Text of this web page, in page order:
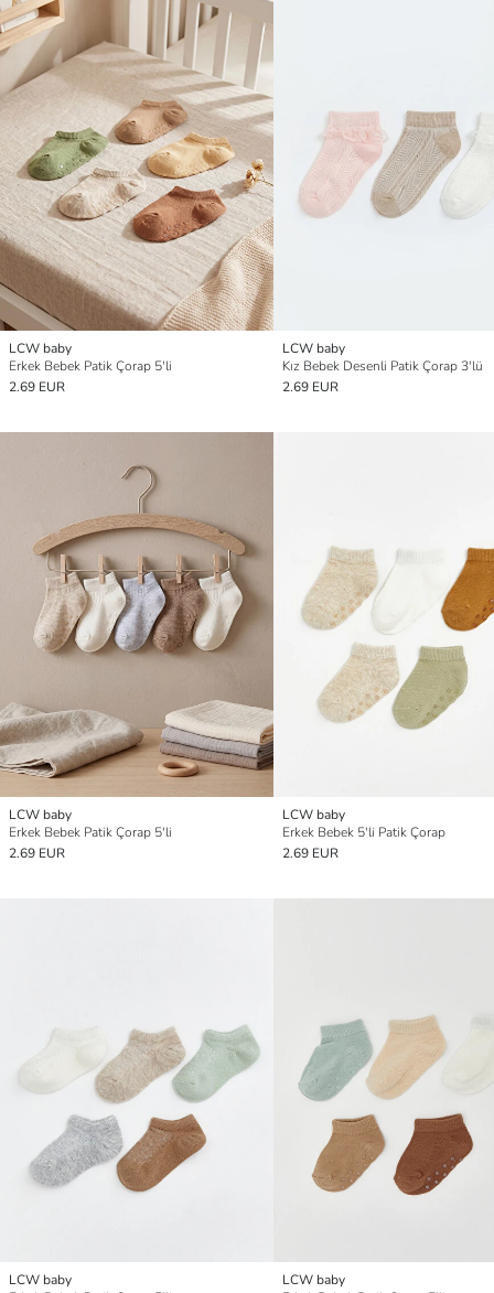
LCW baby
Erkek Bebek Patik Çorap 5'li
2.69 EUR
LCW baby
Kız Bebek Desenli Patik Çorap 3'lü
2.69 EUR
LCW baby
Erkek Bebek Patik Çorap 5'li
2.69 EUR
LCW baby
Erkek Bebek 5'li Patik Çorap
2.69 EUR
LCW baby
LCW baby